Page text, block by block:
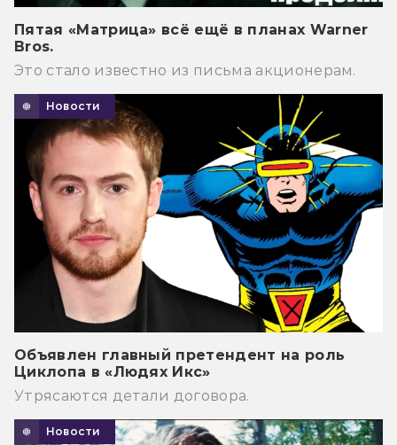
Пятая «Матрица» всё ещё в планах Warner
Bros.
Это стало известно из письма акционерам.
Новости
Объявлен главный претендент на роль
Циклопа в «Людях Икс»
Утрясаются детали договора.
Новости